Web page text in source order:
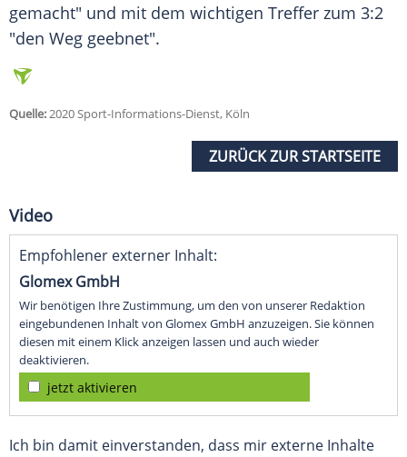
gemacht" und mit dem wichtigen Treffer zum 3:2
"den Weg geebnet".
Quelle:2020 Sport-Informations-Dienst, Köln
ZURÜCK ZUR STARTSEITE
Video
Empfohlener externer Inhalt:
Glomex GmbH
Wir benötigen Ihre Zustimmung, um den von unserer Redaktion
eingebundenen Inhalt von Glomex GmbH anzuzeigen. Sie können
diesen mit einem Klick anzeigen lassen und auch wieder
deaktivieren.
jetzt aktivieren
Ich bin damit einverstanden, dass mir externe Inhalte